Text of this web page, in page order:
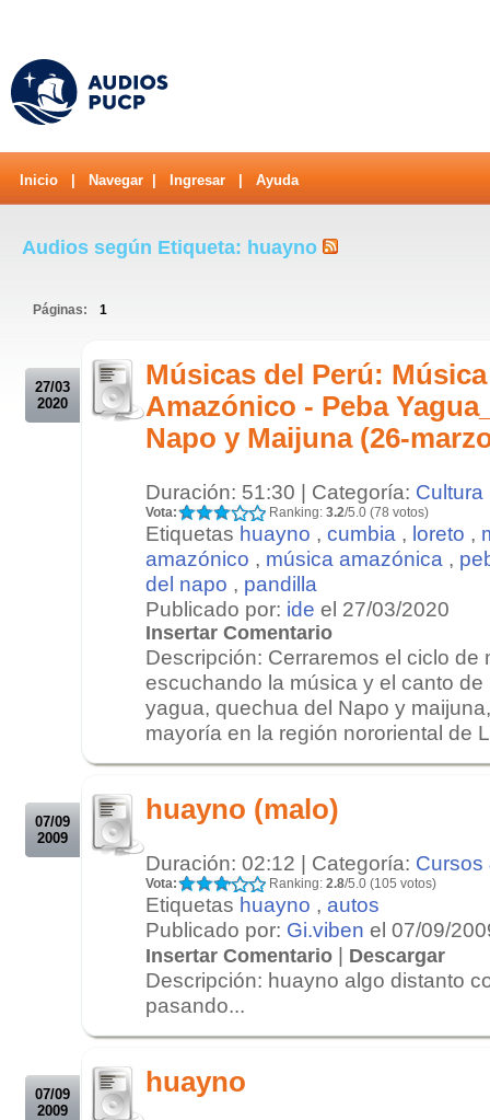
Inicio Navegar Ingresar Ayuda
Audios según Etiqueta: huayno
Páginas: 1
27/03
2020
Músicas del Perú:
Amazónico - Peba
Napo y Maijuna (26-
Duración: 51:30 | Categoría: Cultura
Vota: Ranking: 3.2/5.0 (78 votos)
Etiquetas huayno , cumbia , loreto ,
amazónico , música amazónica ,
del napo , pandilla
Publicado por: ide el 27/03/2020
Insertar Comentario
Descripción: Cerraremos el ciclo de
escuchando la música y el canto
yagua, quechua del Napo y
mayoría en la región nororiental de
07/09
2009
huayno (malo)
Duración: 02:12 | Categoría: Cursos
Vota: Ranking: 2.8/5.0 (105 votos)
Etiquetas huayno , autos
Publicado por: Gi.viben el 07/09/
Insertar Comentario | Descargar
Descripción: huayno algo distanto
pasando...
07/09
2009
huayno